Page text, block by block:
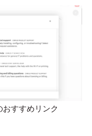
すすめリンク